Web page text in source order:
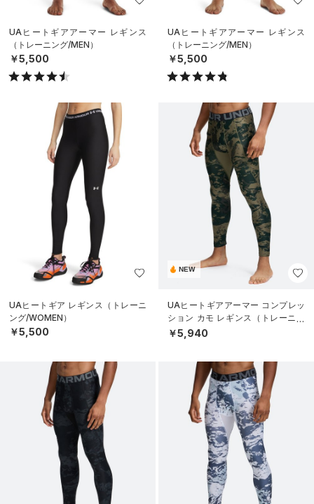
UAヒートギアアーマー レギンス
（トレーニング/MEN）
￥5,500
UAヒートギアアーマー レギンス
（トレーニング/MEN）
￥5,500
UAヒートギア レギンス（トレーニ
ング/WOMEN）
￥5,500
NEW
UAヒートギアアーマー コンプレッ
ション カモ レギンス（トレーニン
グ/MEN）
￥5,940